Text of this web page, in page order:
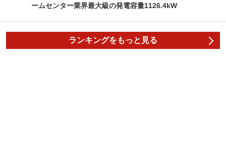
ームセンター業界最大級の発電容量1126.4kW
ランキングをもっと見る